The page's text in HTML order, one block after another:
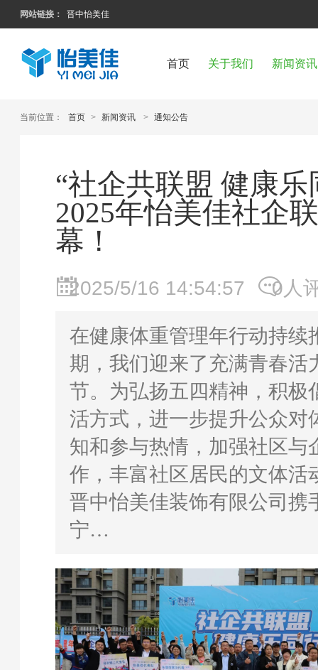
网站链接： 晋中怡美佳
首页 关于我们 新闻资讯
当前位置： 首页 > 新闻资讯 > 通知公告
“社企共联盟 健康乐
2025年怡美佳社企
幕！
2025/5/16 14:54:57 0人
在健康体重管理年行动持续
期，我们迎来了充满青春活
节。为弘扬五四精神，积极
活方式，进一步提升公众对
知和参与热情，加强社区与
作，丰富社区居民的文体活
晋中怡美佳装饰有限公司携
宁…